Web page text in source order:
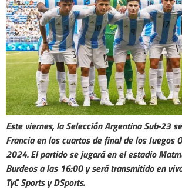
Este viernes, la Selección Argentina Sub-23
Francia en los cuartos de final de los Juegos
2024. El partido se jugará en el estadio
Burdeos a las 16:00 y será transmitido en
TyC Sports y DSports.